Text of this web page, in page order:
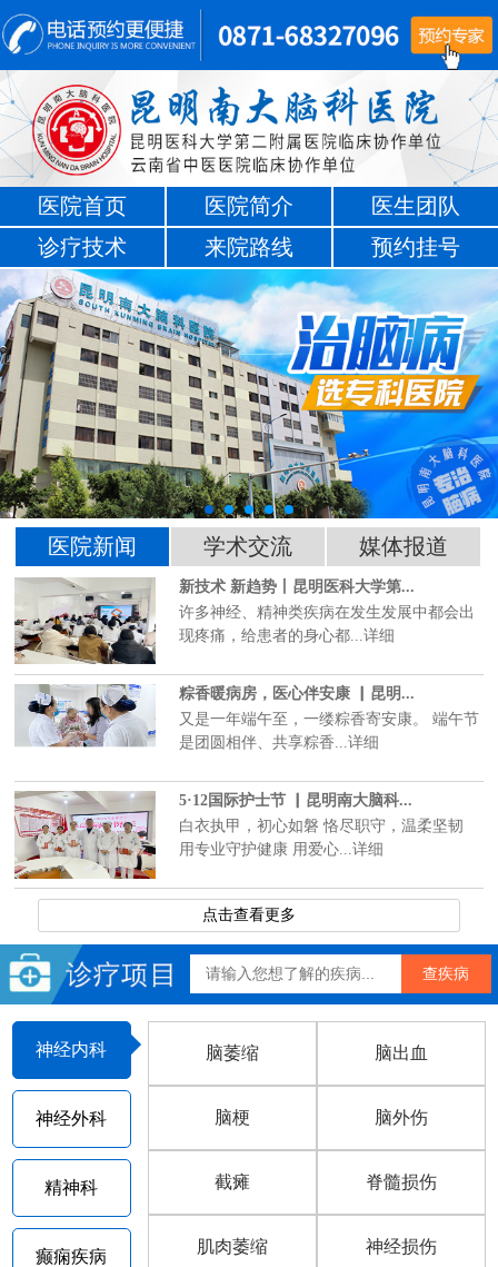
医院首页 医院简介
医生团队
诊疗技术
来院路线 预约挂号
医院新闻 学术交流 媒体报道
新技术 新趋势丨昆明医科大学第...
许多神经、精神类疾病在发生发展中都会出
现疼痛，给患者的身心都...详细
粽香暖病房，医心伴安康 ▏昆明...
又是一年端午至，一缕粽香寄安康。 端午节
是团圆相伴、共享粽香...详细
5·12国际护士节 ▏昆明南大脑科...
白衣执甲，初心如磐 恪尽职守，温柔坚韧
用专业守护健康 用爱心...详细
点击查看更多
神经内科
神经外科
精神科
癫痫疾病
脑萎缩 脑出血
脑梗 脑外伤
截瘫 脊髓损伤
肌肉萎缩 神经损伤